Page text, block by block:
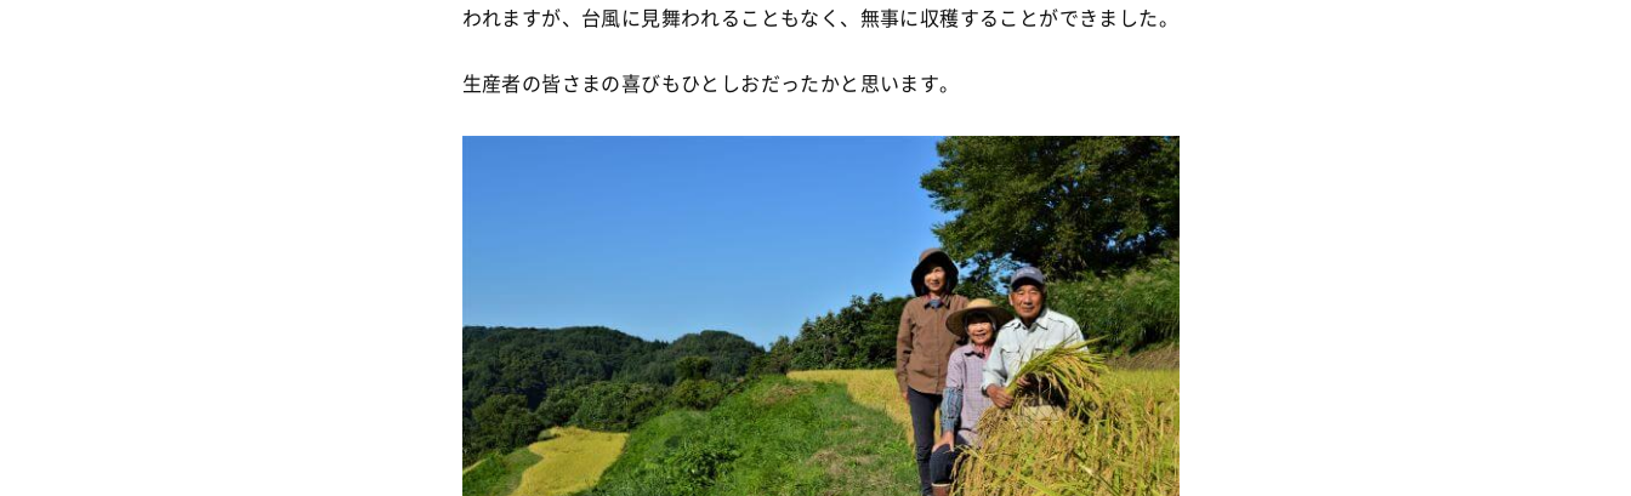
われますが、台風に見舞われることもなく、無事に収穫することができました。
生産者の皆さまの喜びもひとしおだったかと思います。